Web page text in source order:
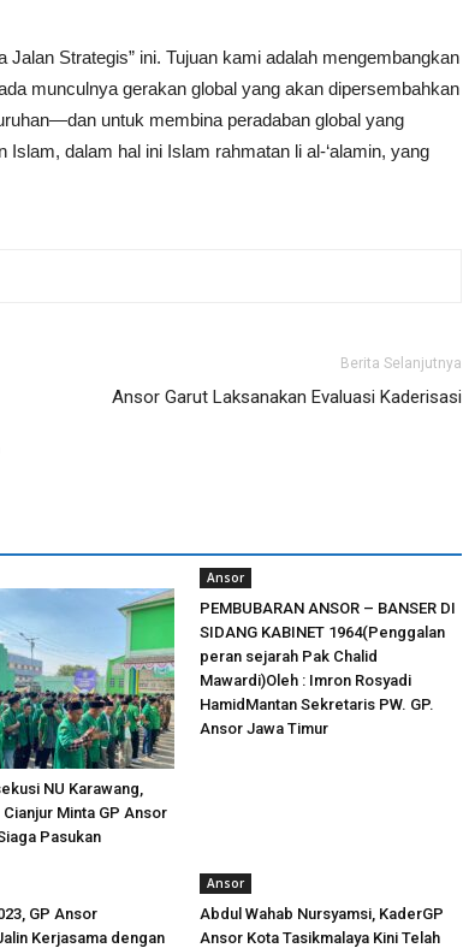
Strategis” ini. Tujuan kami adalah mengembangkan
munculnya gerakan global yang akan dipersembahkan
untuk membina peradaban global yang
dalam hal ini Islam rahmatan li al-‘alamin, yang
Berita Selanjutnya
Ansor Garut Laksanakan Evaluasi Kaderisasi
NU Karawang,
Cianjur Minta GP Ansor
Pasukan
Ansor
PEMBUBARAN ANSOR – BANSER DI
SIDANG KABINET 1964(Penggalan
peran sejarah Pak Chalid
Mawardi)Oleh : Imron Rosyadi
HamidMantan Sekretaris PW. GP.
Ansor Jawa Timur
GP Ansor
Kerjasama dengan
Ansor
Abdul Wahab Nursyamsi, KaderGP
Ansor Kota Tasikmalaya Kini Telah